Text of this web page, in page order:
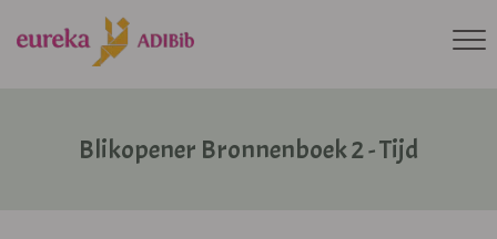
Blikopener Bronnenboek 2 - Tijd